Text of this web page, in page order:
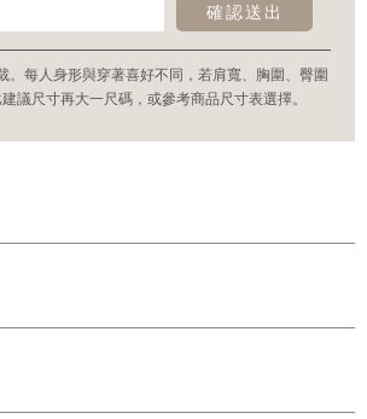
確認送出
。每人身形與穿著喜好不同，若肩寬、胸圍、臀圍
議尺寸再大一尺碼，或參考商品尺寸表選擇。